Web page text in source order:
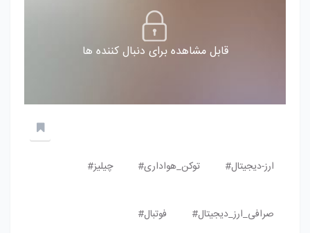
قابل مشاهده برای دنبال کننده ها
ارز-دیجیتال# توکن_هواداری# چیلیز#
صرافی_ارز_دیجیتال# فوتبال#